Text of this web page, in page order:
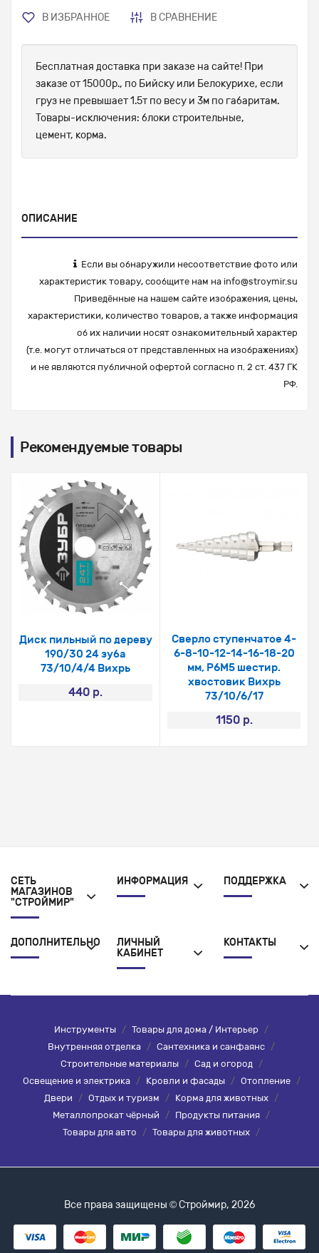
В ИЗБРАННОЕ В СРАВНЕНИЕ
Бесплатная доставка при заказе на сайте! При
заказе от 15000р., по Бийску или Белокурихе, если
груз не превышает 1.5т по весу и 3м по габаритам.
Товары-исключения: блоки строительные,
цемент, корма.
ОПИСАНИЕ
Если вы обнаружили несоответствие фото или
характеристик товару, сообщите нам на info@stroymir.su
Приведённые на нашем сайте изображения, цены,
характеристики, количество товаров, а также информация
об их наличии носят ознакомительный характер
(т.е. могут отличаться от представленных на изображениях)
и не являются публичной офертой согласно п. 2 ст. 437 ГК
РФ.
Рекомендуемые товары
Диск пильный по дереву
190/30 24 зуба
73/10/4/4 Вихрь
440 р.
Сверло ступенчатое 4-
6-8-10-12-14-16-18-20
мм, Р6М5 шестир.
хвостовик Вихрь
73/10/6/17
1150 р.
СЕТЬ
МАГАЗИНОВ
"СТРОЙМИР"
ИНФОРМАЦИЯ ПОДДЕРЖКА
ДОПОЛНИТЕЛЬНО
ЛИЧНЫЙ
КАБИНЕТ
КОНТАКТЫ
Инструменты / Товары для дома / Интерьер /
Внутренняя отделка / Сантехника и санфаянс /
Строительные материалы
/ Сад и огород
/
Освещение и электрика
/ Кровли и фасады / Отопление
/
Двери
/ Отдых и туризм / Корма для животных /
Металлопрокат чёрный
/ Продукты питания /
Товары для авто
/ Товары для животных /
Все права защищены © Строймир, 2026